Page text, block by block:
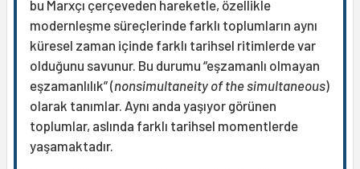
bu Marxçı çerçeveden hareketle, özellikle
modernleşme süreçlerinde farklı toplumların aynı
küresel zaman içinde farklı tarihsel ritimlerde var
olduğunu savunur. Bu durumu “eşzamanlı olmayan
eşzamanlılık” (nonsimultaneity of the simultaneous)
olarak tanımlar. Aynı anda yaşıyor görünen
toplumlar, aslında farklı tarihsel momentlerde
yaşamaktadır.